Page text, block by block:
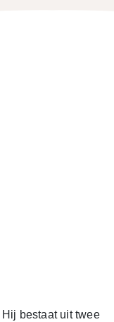
bestaat uit twee